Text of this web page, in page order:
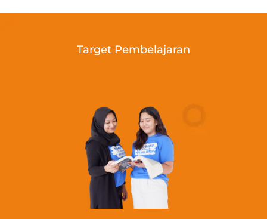
Target Pembelajaran